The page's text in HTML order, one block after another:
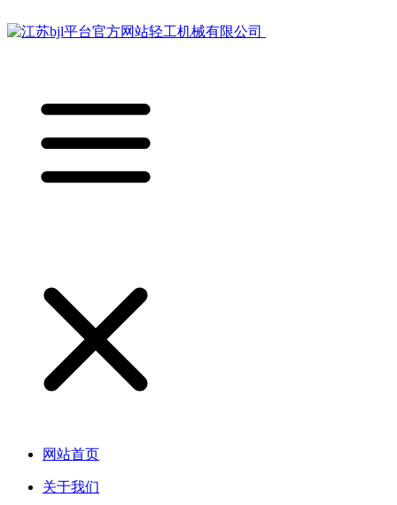
网站首页
关于我们